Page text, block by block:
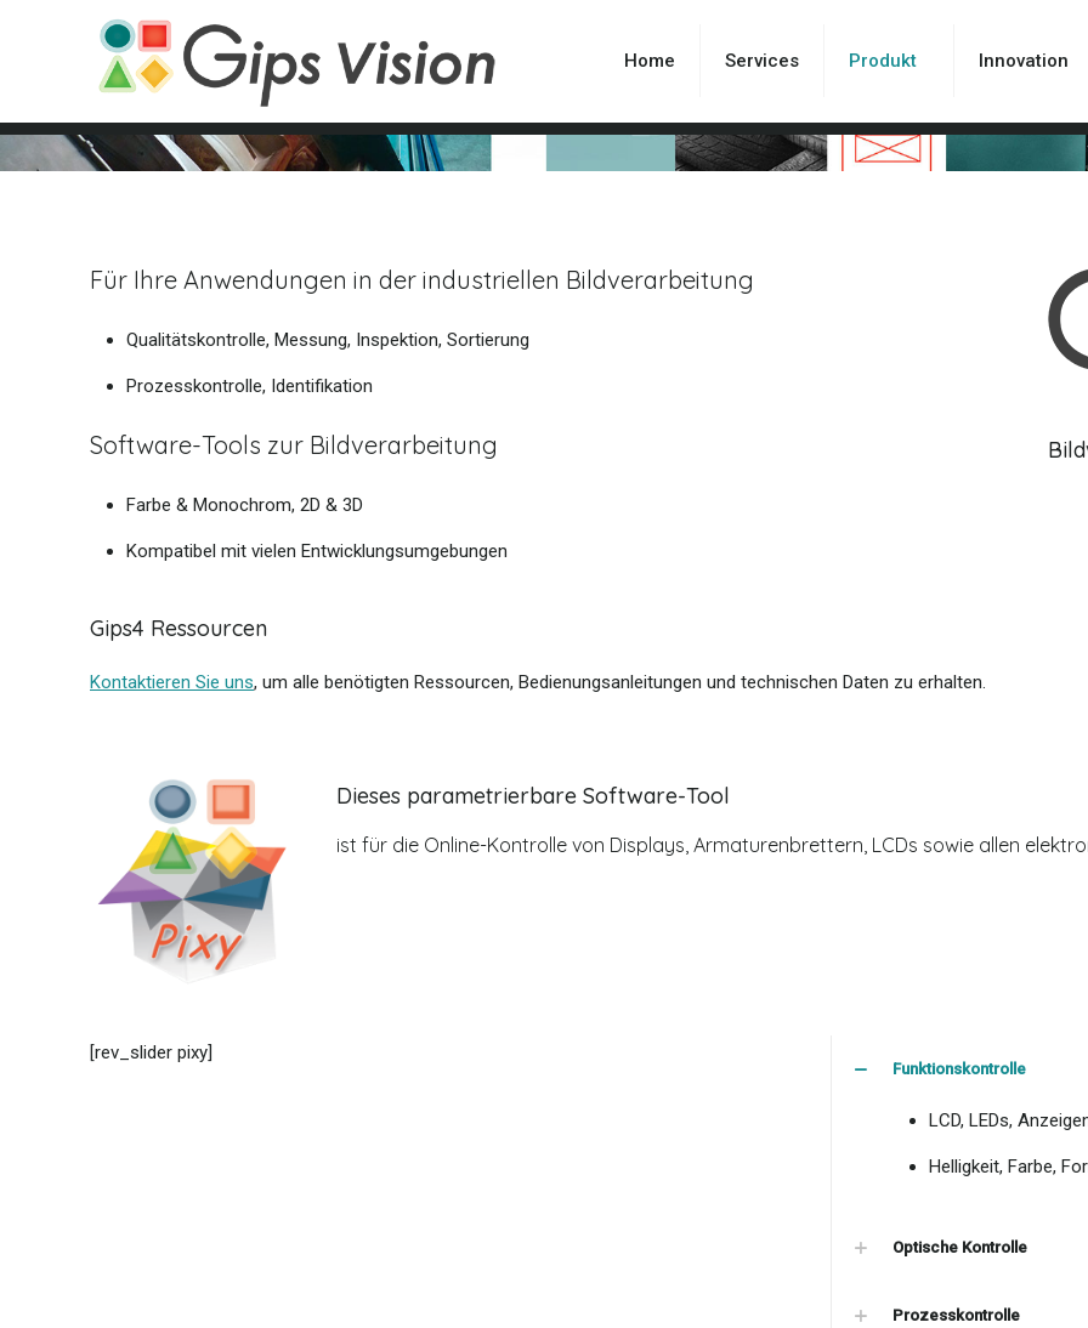
Home Services Produkt Innovation
Für Ihre Anwendungen in der industriellen Bildverarbeitung
Qualitätskontrolle, Messung, Inspektion, Sortierung
Prozesskontrolle, Identifikation
Software-Tools zur Bildverarbeitung
Farbe & Monochrom, 2D & 3D
Kompatibel mit vielen Entwicklungsumgebungen
Gips4 Ressourcen
Kontaktieren Sie uns, um alle benötigten Ressourcen, Bedienungsanleitungen und technischen Daten zu erhalten.
Dieses parametrierbare Software-Tool
ist für die Online-Kontrolle von Displays, Armaturenbrettern, LCDs sowie allen
[rev_slider pixy]
Funktionskontrolle
LCD, LEDs,
Helligkeit, Farbe,
Optische Kontrolle
Prozesskontrolle